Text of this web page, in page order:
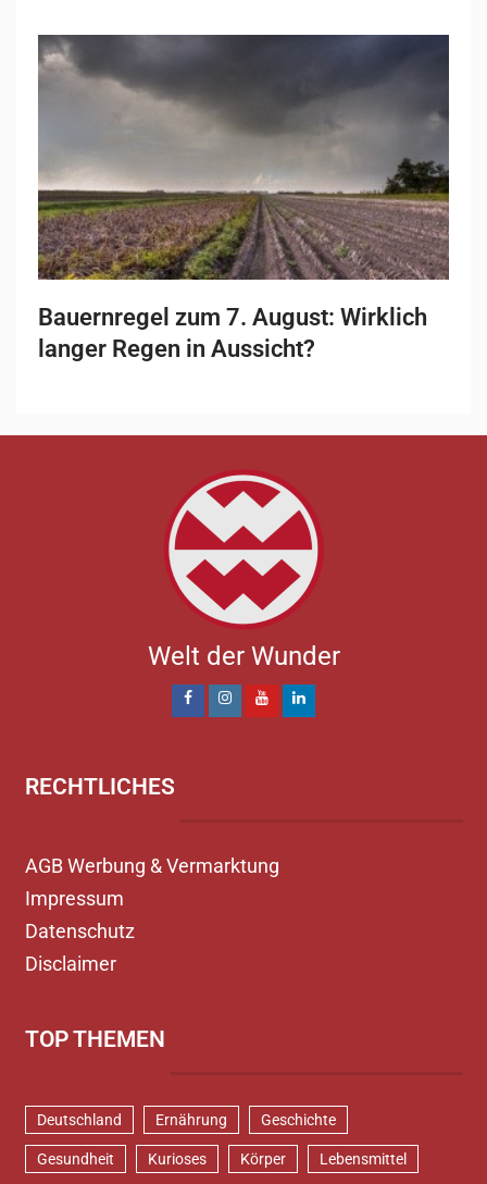
Bauernregel zum 7. August: Wirklich
langer Regen in Aussicht?
Welt der Wunder
RECHTLICHES
AGB Werbung & Vermarktung
Impressum
Datenschutz
Disclaimer
TOP THEMEN
Deutschland Ernährung Geschichte
Gesundheit Kurioses Körper Lebensmittel